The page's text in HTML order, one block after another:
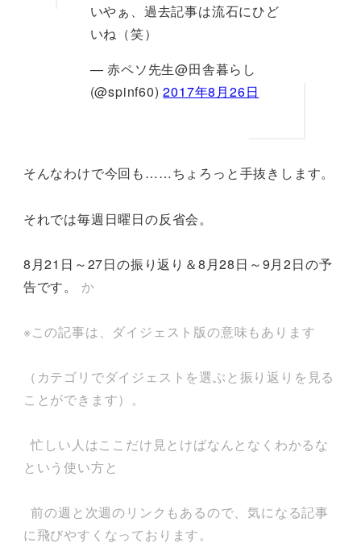
いやぁ、過去記事は流石にひど
いね（笑）
— 赤ペソ先生@田舎暮らし
(@spinf60)2017年8月26日
そんなわけで今回も……ちょろっと手抜きします。
それでは毎週日曜日の反省会。
8月21日～27日の振り返り＆8月28日～9月2日の予
告です。 か
※この記事は、ダイジェスト版の意味もあります
（カテゴリでダイジェストを選ぶと振り返りを見る
ことができます）。
忙しい人はここだけ見とけばなんとなくわかるな
という使い方と
前の週と次週のリンクもあるので、気になる記事
に飛びやすくなっております。